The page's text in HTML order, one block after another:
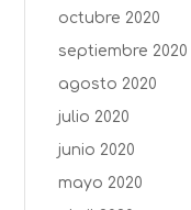
octubre 2020
septiembre 2020
agosto 2020
julio 2020
junio 2020
mayo 2020